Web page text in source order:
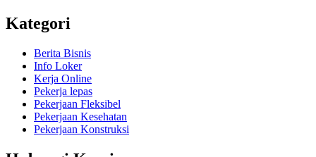
Kategori
Berita Bisnis
Info Loker
Kerja Online
Pekerja lepas
Pekerjaan Fleksibel
Pekerjaan Kesehatan
Pekerjaan Konstruksi